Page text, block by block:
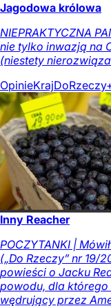
Jagodowa królowa
NIEPRAKTYCZNA
nie tylko inwazją na
(niestety
OpinieKraj
Inny Reacher
POCZYTANKI |
(„Do Rzeczy” nr 19/
powieści o Jacku
powodu, dla którego
wędrujący przez